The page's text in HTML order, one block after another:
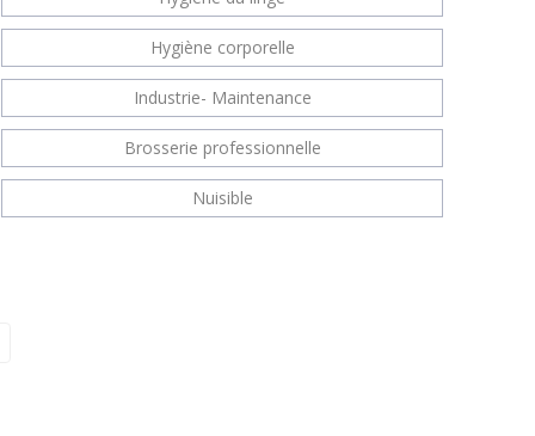
Hygiène corporelle
Industrie- Maintenance
Brosserie professionnelle
Nuisible